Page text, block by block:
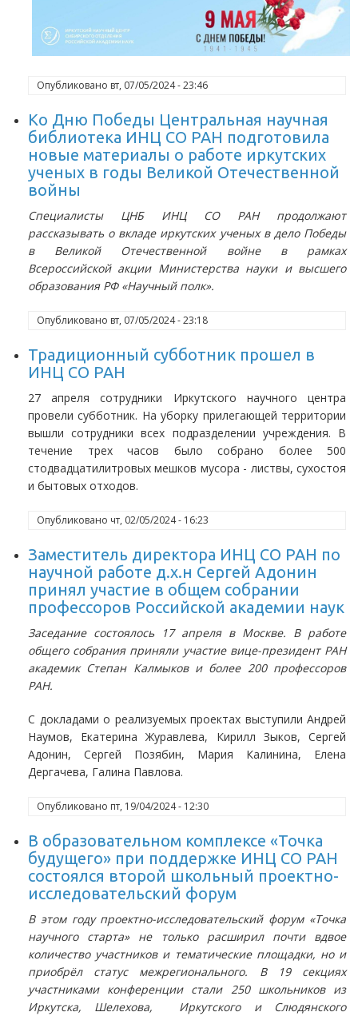
Опубликовано вт, 07/05/2024 - 23:46
Ко Дню Победы Центральная научная
библиотека ИНЦ СО РАН подготовила
новые материалы о работе иркутских
ученых в годы Великой Отечественной
войны
Специалисты ЦНБ ИНЦ СО РАН продолжают
рассказывать о вкладе иркутских ученых в дело Победы
в Великой Отечественной войне в рамках
Всероссийской акции Министерства науки и высшего
образования РФ «Научный полк».
Опубликовано вт, 07/05/2024 - 23:18
Традиционный субботник прошел в
ИНЦ СО РАН
27 апреля сотрудники Иркутского научного центра
провели субботник. На уборку прилегающей территории
вышли сотрудники всех подразделении учреждения. В
течение трех часов было собрано более 500
стодвадцатилитровых мешков мусора - листвы, сухостоя
и бытовых отходов.
Опубликовано чт, 02/05/2024 - 16:23
Заместитель директора ИНЦ СО РАН по
научной работе д.х.н Сергей Адонин
принял участие в общем собрании
профессоров Российской академии наук
Заседание состоялось 17 апреля в Москве. В работе
общего собрания приняли участие вице-президент РАН
академик Степан Калмыков и более 200 профессоров
РАН.
С докладами о реализуемых проектах выступили Андрей
Наумов, Екатерина Журавлева, Кирилл Зыков, Сергей
Адонин, Сергей Позябин, Мария Калинина, Елена
Дергачева, Галина Павлова.
Опубликовано пт, 19/04/2024 - 12:30
В образовательном комплексе «Точка
будущего» при поддержке ИНЦ СО РАН
состоялся второй школьный проектно-
исследовательский форум
В этом году проектно-исследовательский форум «Точка
научного старта» не только расширил почти вдвое
количество участников и тематические площадки, но и
приобрёл статус межрегионального. В 19 секциях
участниками конференции стали 250 школьников из
Иркутска, Шелехова, Иркутского и Слюдянского